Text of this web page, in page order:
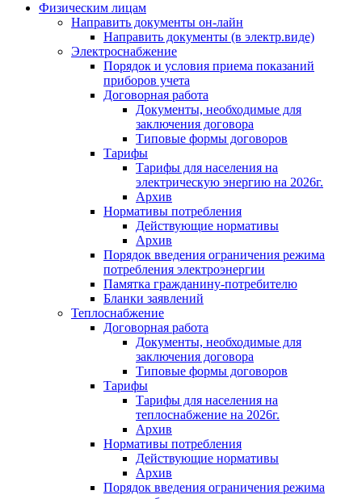
Физическим лицам
Направить документы он-лайн
Направить документы (в электр.виде)
Электроснабжение
Порядок и условия приема показаний
приборов учета
Договорная работа
Документы, необходимые для
заключения договора
Типовые формы договоров
Тарифы
Тарифы для населения на
электрическую энергию на 2026г.
Архив
Нормативы потребления
Действующие нормативы
Архив
Порядок введения ограничения режима
потребления электроэнергии
Памятка гражданину-потребителю
Бланки заявлений
Теплоснабжение
Договорная работа
Документы, необходимые для
заключения договора
Типовые формы договоров
Тарифы
Тарифы для населения на
теплоснабжение на 2026г.
Архив
Нормативы потребления
Действующие нормативы
Архив
Порядок введения ограничения режима